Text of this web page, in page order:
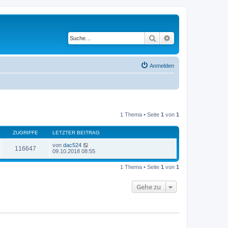
Suche
Anmelden
1 Thema • Seite 1 von 1
ZUGRIFFE LETZTER BEITRAG
116647 von dac524
09.10.2018 08:55
1 Thema • Seite 1 von 1
Gehe zu